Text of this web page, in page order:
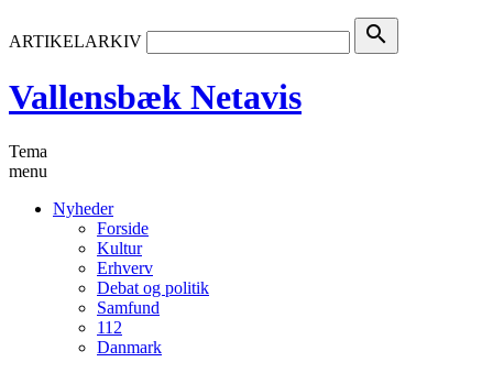
ARTIKELARKIV search
Vallensbæk Netavis
Tema
menu
Nyheder
Forside
Kultur
Erhverv
Debat og politik
Samfund
112
Danmark